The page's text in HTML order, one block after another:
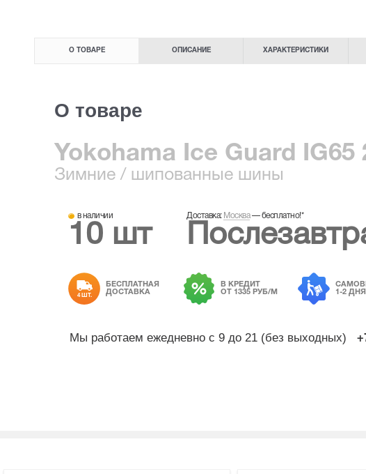
О ТОВАРЕ ОПИСАНИЕ ХАРАКТЕРИСТИКИ
О товаре
Yokohama Ice Guard IG65
Зимние / шипованные шины
в наличии
10 шт
Доставка: Москва—бесплатно!*
4 ШТ.
БЕСПЛАТНАЯ
ДОСТАВКА
В КРЕДИТ
ОТ 1335 РУБ/М
1-2 ДНЯ
Мы работаем ежедневно с 9 до 21 (без выходных)